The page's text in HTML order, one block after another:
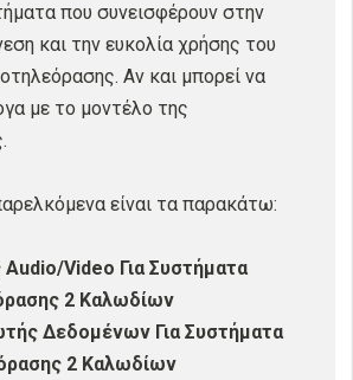
που συνεισφέρουν στην
και την ευκολία χρήσης του
Αν και μπορεί να
με το μοντέλο της
είναι τα παρακάτω:
Audio/Video Για Συστήματα
2 Καλωδίων
Δεδομένων Για Συστήματα
2 Καλωδίων